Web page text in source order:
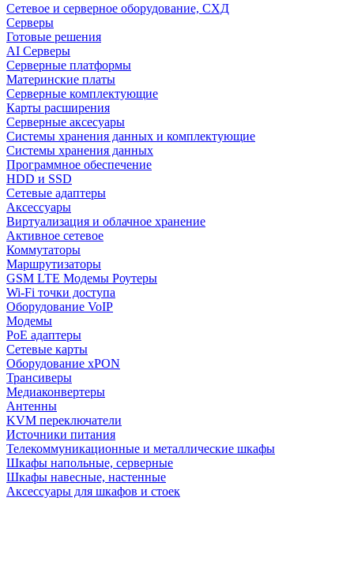
Сетевое и серверное оборудование, СХД
Cерверы
Готовые решения
AI Серверы
Серверные платформы
Материнские платы
Серверные комплектующие
Карты расширения
Серверные аксесуары
Системы хранения данных и комплектующие
Системы хранения данных
Программное обеспечение
HDD и SSD
Сетевые адаптеры
Аксессуары
Виртуализация и облачное хранение
Активное сетевое
Коммутаторы
Маршрутизаторы
GSM LTE Модемы Роутеры
Wi-Fi точки доступа
Оборудование VoIP
Модемы
PoE адаптеры
Сетевые карты
Оборудование xPON
Трансиверы
Медиаконвертеры
Антенны
KVM переключатели
Источники питания
Телекоммуникационные и металлические шкафы
Шкафы напольные, серверные
Шкафы навесные, настенные
Аксессуары для шкафов и стоек